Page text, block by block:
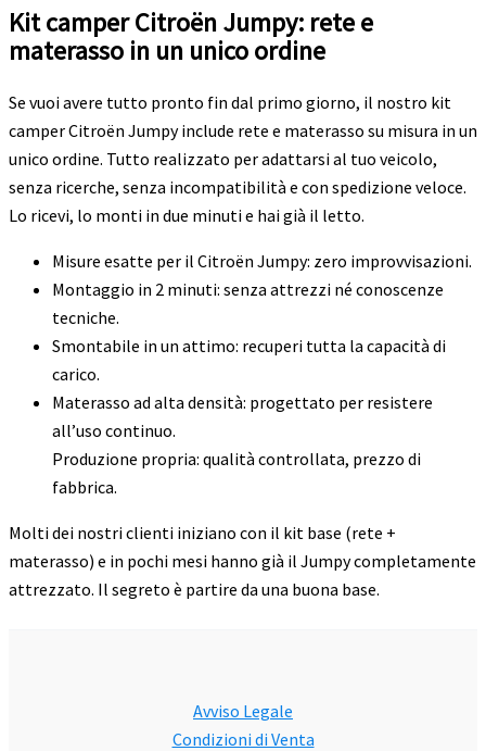
Kit camper Citroën Jumpy: rete e
materasso in un unico ordine
Se vuoi avere tutto pronto fin dal primo giorno, il nostro kit
camper Citroën Jumpy include rete e materasso su misura in un
unico ordine. Tutto realizzato per adattarsi al tuo veicolo,
senza ricerche, senza incompatibilità e con spedizione veloce.
Lo ricevi, lo monti in due minuti e hai già il letto.
Misure esatte per il Citroën Jumpy: zero improvvisazioni.
Montaggio in 2 minuti: senza attrezzi né conoscenze
tecniche.
Smontabile in un attimo: recuperi tutta la capacità di
carico.
Materasso ad alta densità: progettato per resistere
all’uso continuo.
Produzione propria: qualità controllata, prezzo di
fabbrica.
Molti dei nostri clienti iniziano con il kit base (rete +
materasso) e in pochi mesi hanno già il Jumpy completamente
attrezzato. Il segreto è partire da una buona base.
Avviso Legale
Condizioni di Venta